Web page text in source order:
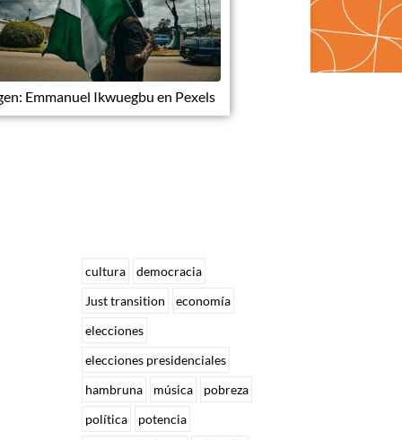
Emmanuel Ikwuegbu en Pexels
cultura
democracia
Just transition
economía
elecciones
elecciones presidenciales
hambruna
música
pobreza
política
potencia